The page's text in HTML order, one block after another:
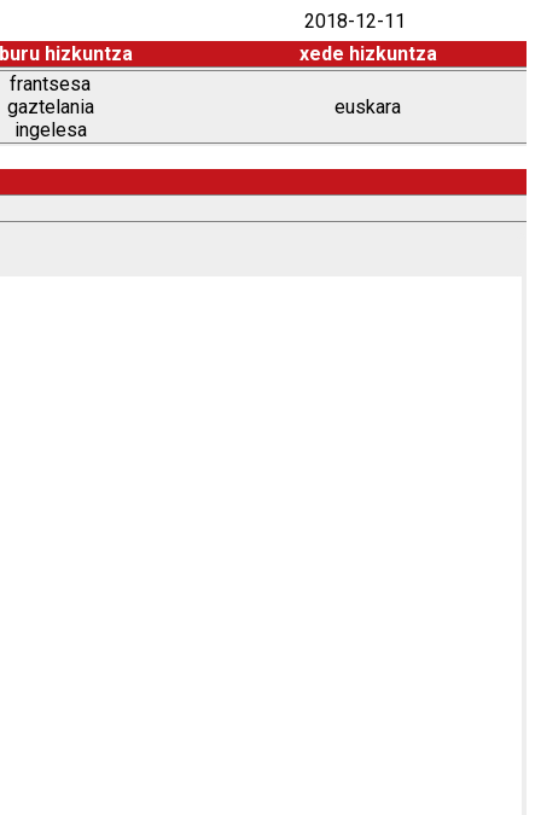
2018-12-11
hizkuntza xede hizkuntza
frantsesa
gaztelania
ingelesa
euskara